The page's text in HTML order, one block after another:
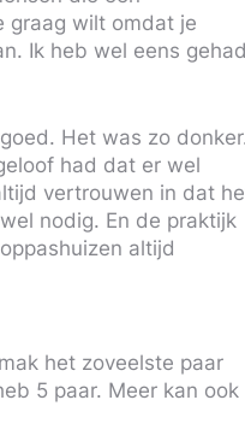
graag wilt omdat je
Ik heb wel eens gehad
Het was zo
had dat er wel
vertrouwen in dat
nodig. En de praktijk
altijd
het zoveelste paar
5 paar. Meer kan ook